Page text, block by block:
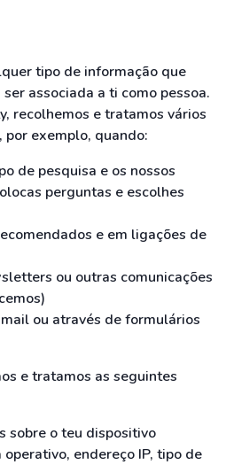
tipo de informação que
associada a ti como pessoa.
recolhemos e tratamos vários
por exemplo, quando:
de pesquisa e os nossos
perguntas e escolhes
e em ligações de
ou outras comunicações
ou através de formulários
e tratamos as seguintes
sobre o teu dispositivo
endereço IP, tipo de